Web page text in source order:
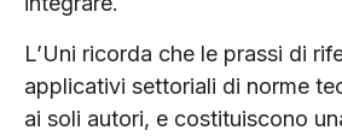
L’Uni ricorda che le prassi di
applicativi settoriali di norme
ai soli autori, e costituiscono